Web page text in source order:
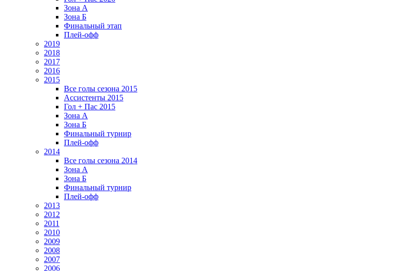
Зона А
Зона Б
Финальный этап
Плей-офф
2019
2018
2017
2016
2015
Все голы сезона 2015
Ассистенты 2015
Гол + Пас 2015
Зона А
Зона Б
Финальный турнир
Плей-офф
2014
Все голы сезона 2014
Зона А
Зона Б
Финальный турнир
Плей-офф
2013
2012
2011
2010
2009
2008
2007
2006